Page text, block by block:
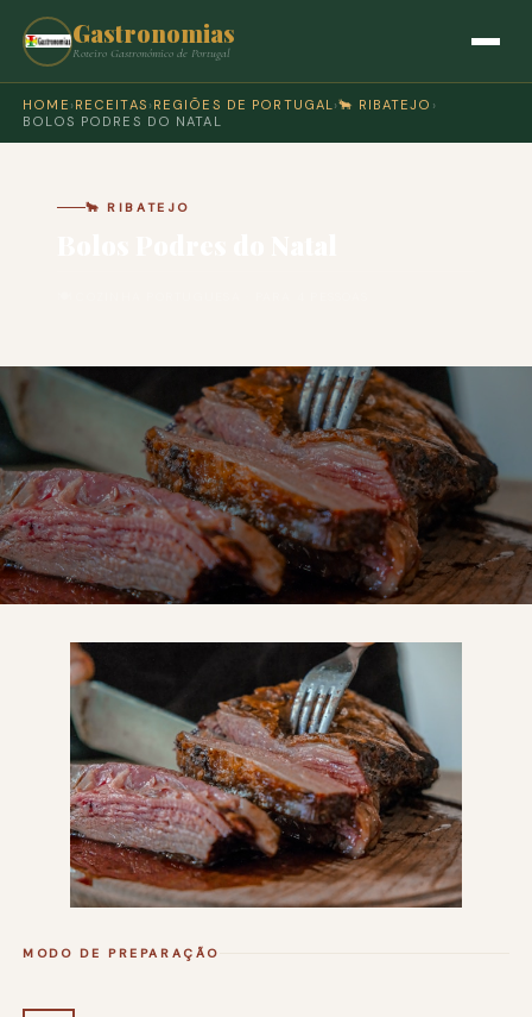
Gastronomias
Roteiro Gastronómico de Portugal
HOME › RECEITAS › REGIÕES DE PORTUGAL›🐂 RIBATEJO ›
BOLOS PODRES DO NATAL
🐂 RIBATEJO
MODO DE PREPARAÇÃO